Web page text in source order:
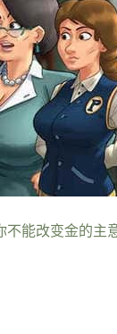
能改变金的